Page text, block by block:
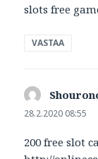
slots free
VASTAA
28.2.2020 08:55
200 free slot